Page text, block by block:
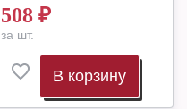
508 ₽
за шт.
В корзину